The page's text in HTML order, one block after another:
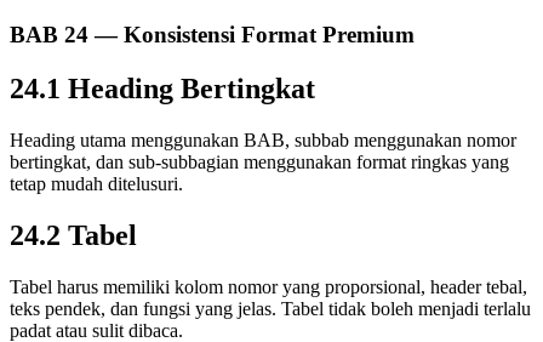
BAB 24 — Konsistensi Format Premium
24.1 Heading Bertingkat
Heading utama menggunakan BAB, subbab menggunakan nomor
bertingkat, dan sub-subbagian menggunakan format ringkas yang
tetap mudah ditelusuri.
24.2 Tabel
Tabel harus memiliki kolom nomor yang proporsional, header tebal,
teks pendek, dan fungsi yang jelas. Tabel tidak boleh menjadi terlalu
padat atau sulit dibaca.